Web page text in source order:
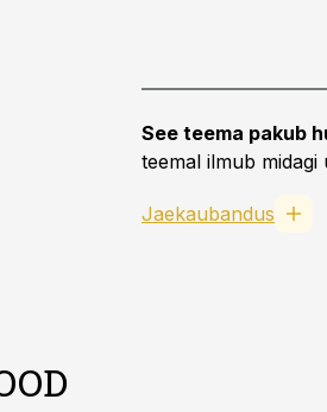
See teema pakub
teemal ilmub midagi
Jaekaubandus